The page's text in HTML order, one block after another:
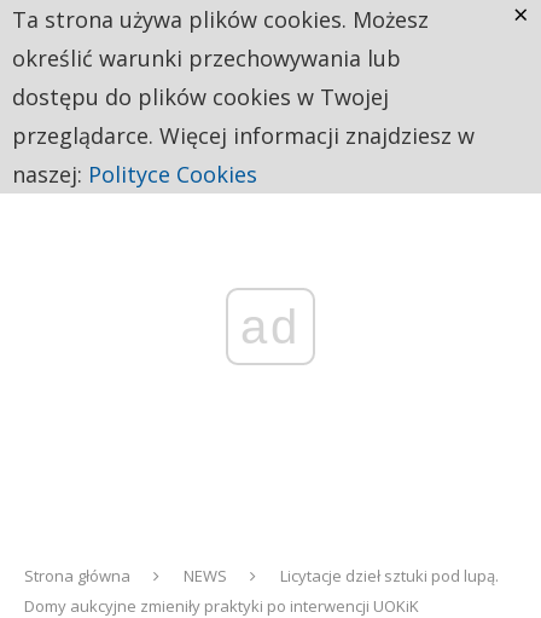
ad
Strona główna NEWS
Licytacje dzieł sztuki pod lupą.
Domy aukcyjne zmieniły praktyki po interwencji UOKiK
Ta strona używa plików cookies. Możesz
określić warunki przechowywania lub
dostępu do plików cookies w Twojej
przeglądarce. Więcej informacji znajdziesz w
naszej: Polityce Cookies
×